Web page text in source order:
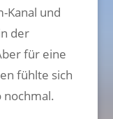
Kanal und
der
für eine
fühlte sich
nochmal.